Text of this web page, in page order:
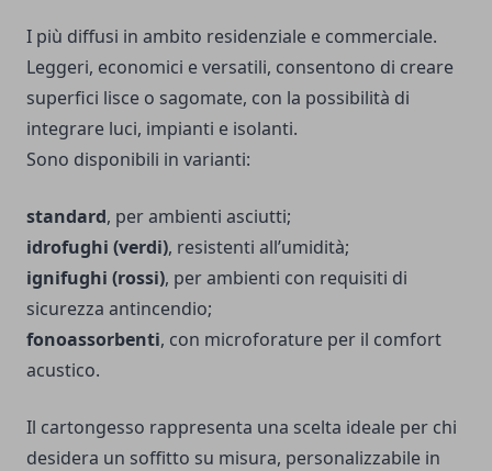
I più diffusi in ambito residenziale e commerciale.
Leggeri, economici e versatili, consentono di creare
superfici lisce o sagomate, con la possibilità di
integrare luci, impianti e isolanti.
Sono disponibili in varianti:
standard, per ambienti asciutti;
idrofughi (verdi), resistenti all’umidità;
ignifughi (rossi), per ambienti con requisiti di
sicurezza antincendio;
fonoassorbenti, con microforature per il comfort
acustico.
Il cartongesso rappresenta una scelta ideale per chi
desidera un soffitto su misura, personalizzabile in